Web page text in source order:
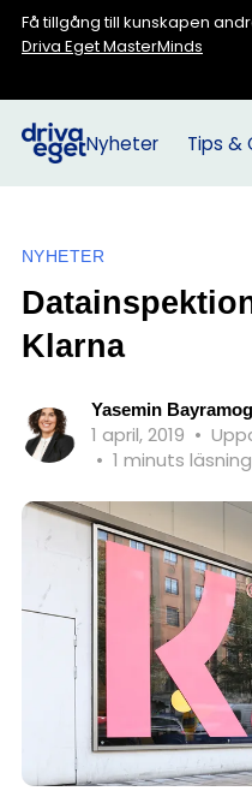
Få tillgång till kunskapen
Driva Eget MasterMinds
Nyheter Tips &
NYHETER
Klarna
Yasemin
1 april, 2019 •
• 1 minuts läsning